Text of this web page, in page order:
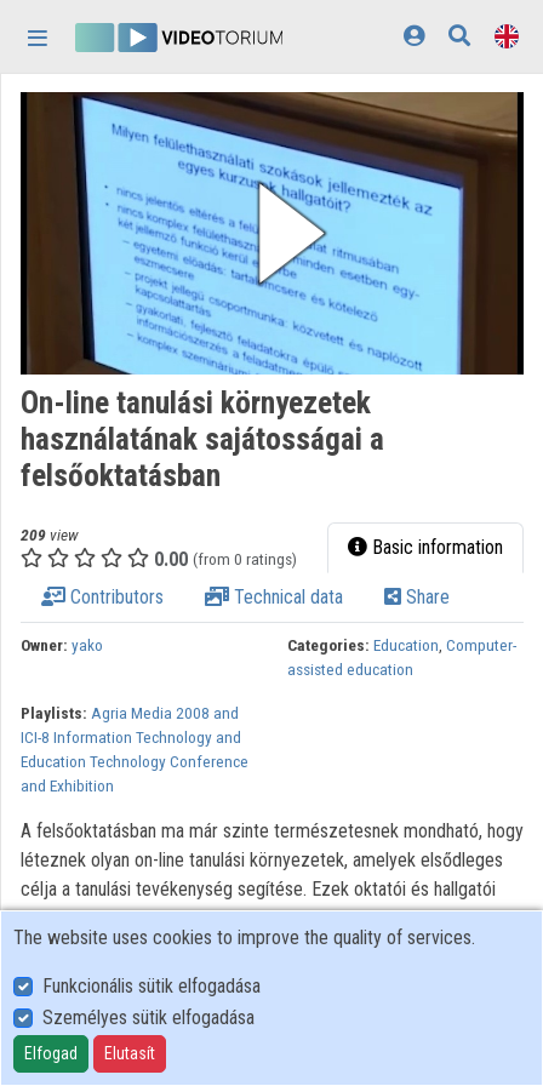
Home
Log In
Discovery
Categories
Playlists
Organizations
Contributors
Appearance:light
On-line tanulási környezetek
használatának sajátosságai a
felsőoktatásban
209 view
0.00 (from 0 ratings) Basic information
Contributors Technical data Share
Owner: yako Categories: Education, Computer-
assisted education
Playlists: Agria Media 2008 and
ICI-8 Information Technology and
Education Technology Conference
and Exhibition
A felsőoktatásban ma már szinte természetesnek mondható, hogy
léteznek olyan on-line tanulási környezetek, amelyek elsődleges
célja a tanulási tevékenység segítése. Ezek oktatói és hallgatói
használata még nem általános, de az elmúlt évek hétköznapi
tapasztalatai, a felhasználók felől érkező elvárások, a megoldott
problémák, a fejlesztési kísérletek, vagy akár a naplózott on-line
tevékenységek rendszeres statisztikai elemzése már megfelelő
alapot adhat a folyamatos fejlesztésre. On-line tanulási
környezetet létrehozni nagyon egyszerű, működtetni változó
The website uses cookies to improve the quality of services.
Funkcionális sütik elfogadása
Személyes sütik elfogadása
Elfogad Elutasít